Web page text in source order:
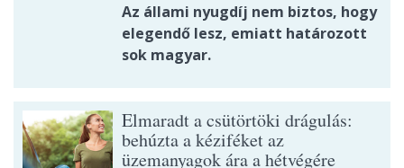
Az állami nyugdíj nem biztos, hogy
elegendő lesz, emiatt határozott
sok magyar.
Elmaradt a csütörtöki drágulás:
behúzta a kéziféket az
üzemanyagok ára a hétvégére